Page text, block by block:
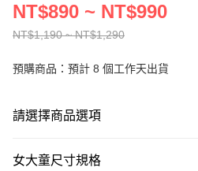
NT$1,190 ~ NT$1,290
NT$890 ~ NT$990
預購商品：預計 8 個工作天出貨
請選擇商品選項
女大童尺寸規格